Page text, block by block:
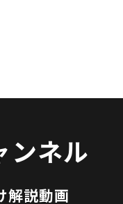
ネル
解説動画